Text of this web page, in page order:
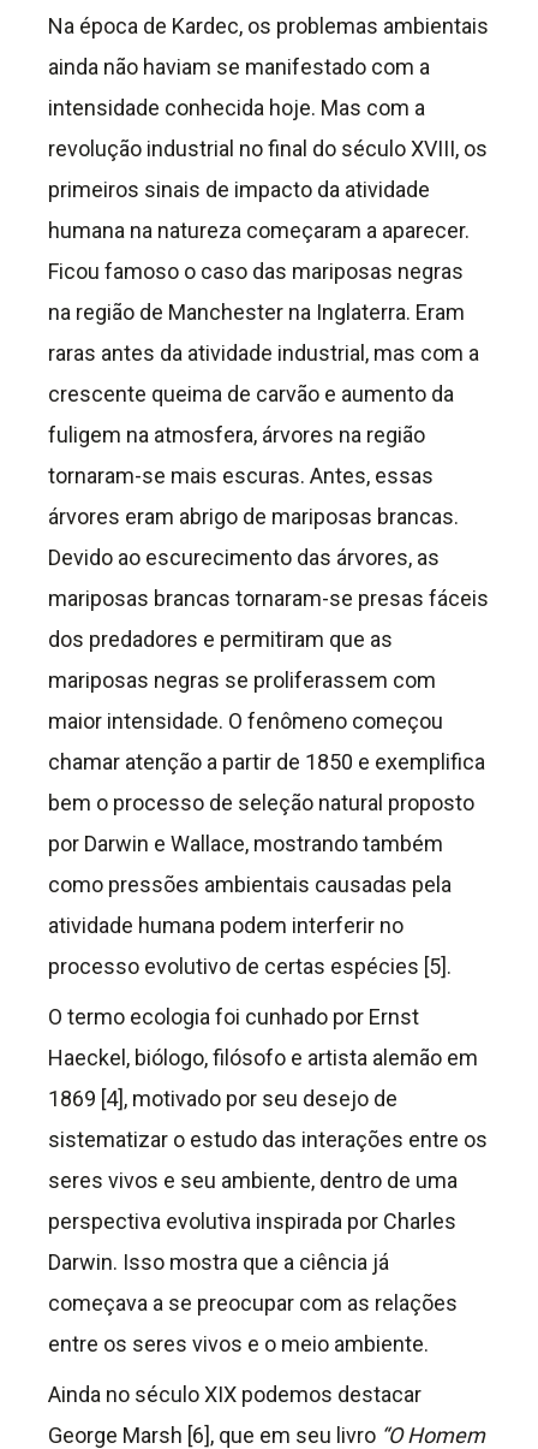
Na época de Kardec, os problemas ambientais
ainda não haviam se manifestado com a
intensidade conhecida hoje. Mas com a
revolução industrial no final do século XVIII, os
primeiros sinais de impacto da atividade
humana na natureza começaram a aparecer.
Ficou famoso o caso das mariposas negras
na região de Manchester na Inglaterra. Eram
raras antes da atividade industrial, mas com a
crescente queima de carvão e aumento da
fuligem na atmosfera, árvores na região
tornaram-se mais escuras. Antes, essas
árvores eram abrigo de mariposas brancas.
Devido ao escurecimento das árvores, as
mariposas brancas tornaram-se presas fáceis
dos predadores e permitiram que as
mariposas negras se proliferassem com
maior intensidade. O fenômeno começou
chamar atenção a partir de 1850 e exemplifica
bem o processo de seleção natural proposto
por Darwin e Wallace, mostrando também
como pressões ambientais causadas pela
atividade humana podem interferir no
processo evolutivo de certas espécies [5].
O termo ecologia foi cunhado por Ernst
Haeckel, biólogo, filósofo e artista alemão em
1869 [4], motivado por seu desejo de
sistematizar o estudo das interações entre os
seres vivos e seu ambiente, dentro de uma
perspectiva evolutiva inspirada por Charles
Darwin. Isso mostra que a ciência já
começava a se preocupar com as relações
entre os seres vivos e o meio ambiente.
Ainda no século XIX podemos destacar
George Marsh [6], que em seu livro “O Homem